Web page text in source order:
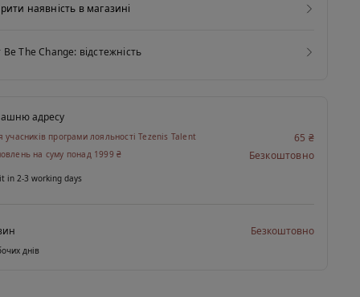
наявність в магазині
The Change: відстежність
адресу
учасників програми лояльності Tezenis Talent 65 ₴
на суму понад 1999 ₴ Безкоштовно
in 2-3 working days
Безкоштовно
днів